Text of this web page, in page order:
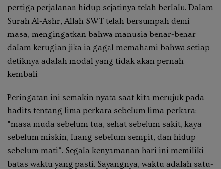
pertiga perjalanan hidup sejatinya telah berlalu. Dalam
Surah Al-Ashr, Allah SWT telah bersumpah demi
masa, mengingatkan bahwa manusia benar-benar
dalam kerugian jika ia gagal memahami bahwa setiap
detiknya adalah modal yang tidak akan pernah
kembali.
Peringatan ini semakin nyata saat kita merujuk pada
hadits tentang lima perkara sebelum lima perkara:
“masa muda sebelum tua, sehat sebelum sakit, kaya
sebelum miskin, luang sebelum sempit, dan hidup
sebelum mati”. Segala kenyamanan hari ini memiliki
batas waktu yang pasti. Sayangnya, waktu adalah satu-